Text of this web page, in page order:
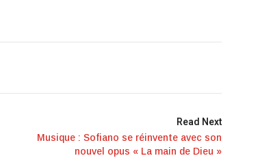
Read Next
Musique : Sofiano se réinvente avec son
nouvel opus « La main de Dieu »